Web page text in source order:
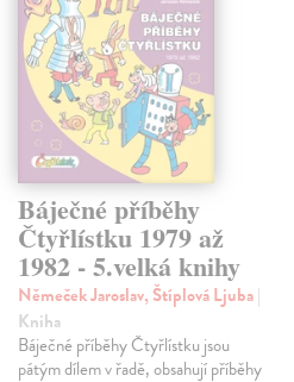
Báječné příběhy
Čtyřlístku 1979 až
1982 - 5.velká knihy
Němeček Jaroslav, Štíplová Ljuba|
Kniha
Báječné příběhy Čtyřlístku jsou
pátým dílem v řadě, obsahují příběhy